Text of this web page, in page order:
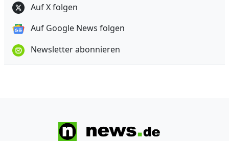
Auf X folgen
Auf Google News folgen
Newsletter abonnieren